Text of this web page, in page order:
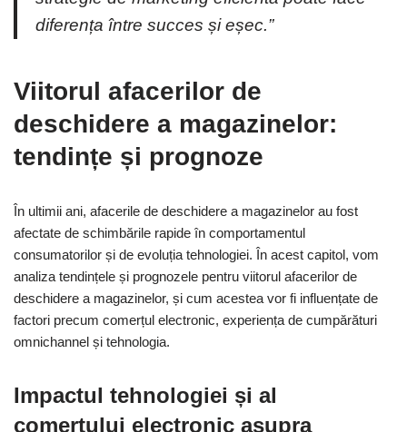
diferența între succes și eșec.”
Viitorul afacerilor de
deschidere a magazinelor:
tendințe și prognoze
În ultimii ani, afacerile de deschidere a magazinelor au fost
afectate de schimbările rapide în comportamentul
consumatorilor și de evoluția tehnologiei. În acest capitol, vom
analiza tendințele și prognozele pentru viitorul afacerilor de
deschidere a magazinelor, și cum acestea vor fi influențate de
factori precum comerțul electronic, experiența de cumpărături
omnichannel și tehnologia.
Impactul tehnologiei și al
comerțului electronic asupra